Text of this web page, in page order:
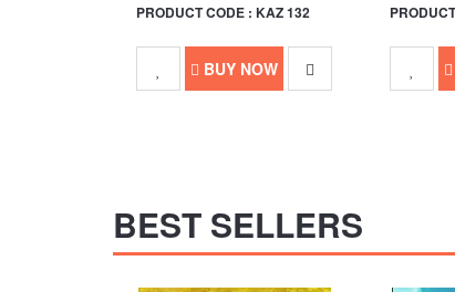
PRODUCT CODE : KAZ 132
BUY NOW
BEST SELLERS